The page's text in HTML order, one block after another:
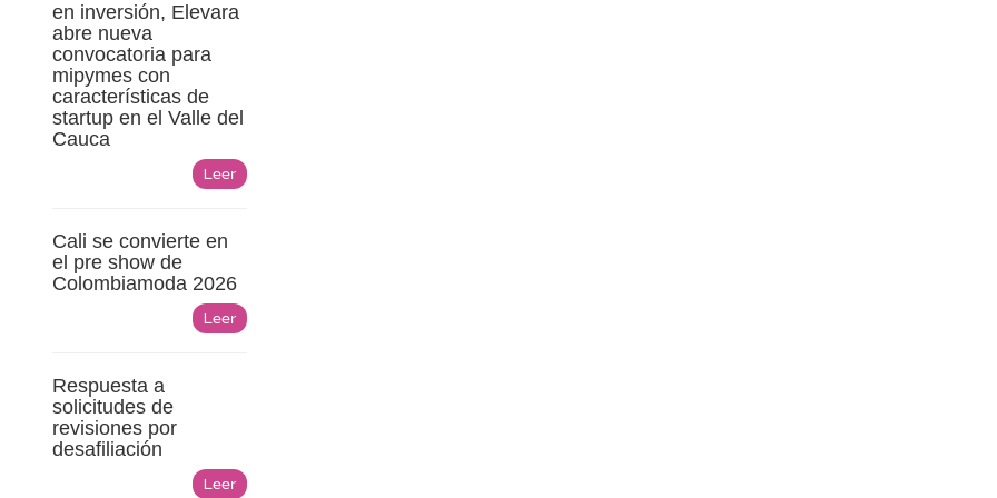
en inversión, Elevara
abre nueva
convocatoria para
mipymes con
características de
startup en el Valle del
Cauca
Leer
Cali se convierte en
el pre show de
Colombiamoda 2026
Leer
Respuesta a
solicitudes de
revisiones por
desafiliación
Leer